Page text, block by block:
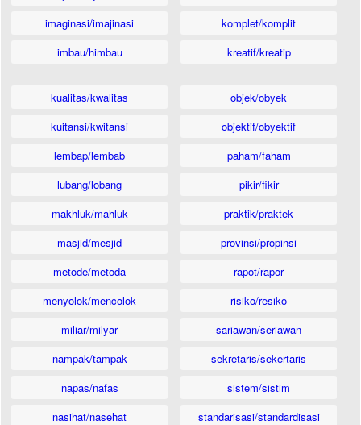
imaginasi/imajinasi
imbau/himbau
komplet/komplit
kreatif/kreatip
kualitas/kwalitas
kuitansi/kwitansi
lembap/lembab
lubang/lobang
makhluk/mahluk
masjid/mesjid
metode/metoda
menyolok/mencolok
miliar/milyar
nampak/tampak
napas/nafas
nasihat/nasehat
objek/obyek
objektif/obyektif
paham/faham
pikir/fikir
praktik/praktek
provinsi/propinsi
rapot/rapor
risiko/resiko
sariawan/seriawan
sekretaris/sekertaris
sistem/sistim
standarisasi/standardisasi